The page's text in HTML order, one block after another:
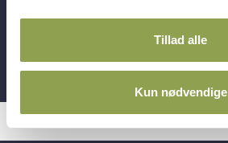
Tillad alle
Kun nødvendige
Bliv medlem ➜